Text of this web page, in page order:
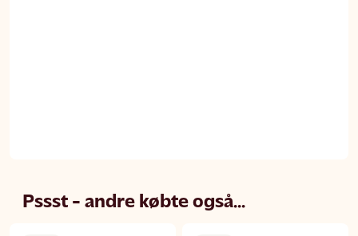
Pssst - andre købte også...